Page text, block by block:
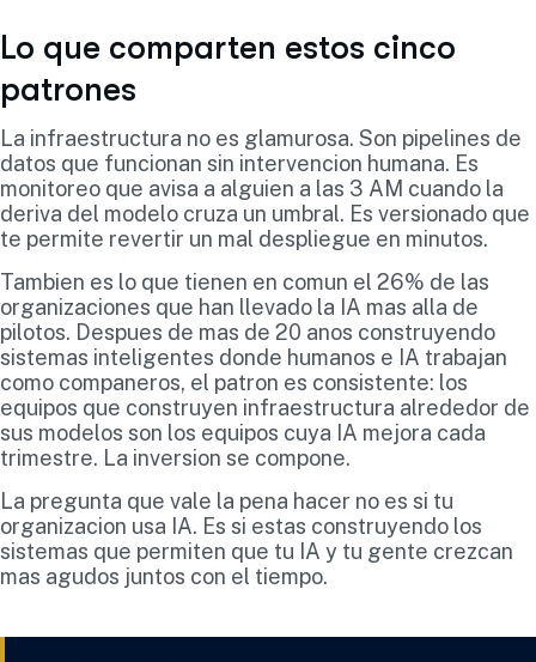
Lo que comparten estos cinco
patrones
La infraestructura no es glamurosa. Son pipelines de
datos que funcionan sin intervencion humana. Es
monitoreo que avisa a alguien a las 3 AM cuando la
deriva del modelo cruza un umbral. Es versionado que
te permite revertir un mal despliegue en minutos.
Tambien es lo que tienen en comun el 26% de las
organizaciones que han llevado la IA mas alla de
pilotos. Despues de mas de 20 anos construyendo
sistemas inteligentes donde humanos e IA trabajan
como companeros, el patron es consistente: los
equipos que construyen infraestructura alrededor de
sus modelos son los equipos cuya IA mejora cada
trimestre. La inversion se compone.
La pregunta que vale la pena hacer no es si tu
organizacion usa IA. Es si estas construyendo los
sistemas que permiten que tu IA y tu gente crezcan
mas agudos juntos con el tiempo.